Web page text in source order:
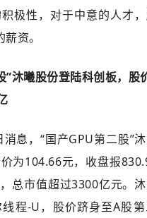
极性，对于中意的人才
资。
”沐曦股份登陆科创板，股
息，“国产GPU第二股”
为104.66元，收盘报
总市值超过3300亿元。
程-U，股价跻身至A股